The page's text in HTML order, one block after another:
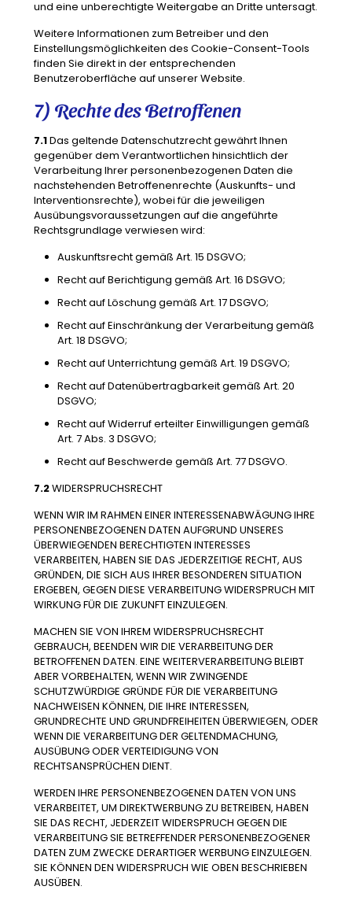
und eine unberechtigte Weitergabe an Dritte untersagt.
Weitere Informationen zum Betreiber und den
Einstellungsmöglichkeiten des Cookie-Consent-Tools
finden Sie direkt in der entsprechenden
Benutzeroberfläche auf unserer Website.
7) Rechte des Betroffenen
7.1Das geltende Datenschutzrecht gewährt Ihnen
gegenüber dem Verantwortlichen hinsichtlich der
Verarbeitung Ihrer personenbezogenen Daten die
nachstehenden Betroffenenrechte (Auskunfts- und
Interventionsrechte), wobei für die jeweiligen
Ausübungsvoraussetzungen auf die angeführte
Rechtsgrundlage verwiesen wird:
Auskunftsrecht gemäß Art. 15 DSGVO;
Recht auf Berichtigung gemäß Art. 16 DSGVO;
Recht auf Löschung gemäß Art. 17 DSGVO;
Recht auf Einschränkung der Verarbeitung gemäß
Art. 18 DSGVO;
Recht auf Unterrichtung gemäß Art. 19 DSGVO;
Recht auf Datenübertragbarkeit gemäß Art. 20
DSGVO;
Recht auf Widerruf erteilter Einwilligungen gemäß
Art. 7 Abs. 3 DSGVO;
Recht auf Beschwerde gemäß Art. 77 DSGVO.
7.2WIDERSPRUCHSRECHT
WENN WIR IM RAHMEN EINER INTERESSENABWÄGUNG IHRE
PERSONENBEZOGENEN DATEN AUFGRUND UNSERES
ÜBERWIEGENDEN BERECHTIGTEN INTERESSES
VERARBEITEN, HABEN SIE DAS JEDERZEITIGE RECHT, AUS
GRÜNDEN, DIE SICH AUS IHRER BESONDEREN SITUATION
ERGEBEN, GEGEN DIESE VERARBEITUNG WIDERSPRUCH MIT
WIRKUNG FÜR DIE ZUKUNFT EINZULEGEN.
MACHEN SIE VON IHREM WIDERSPRUCHSRECHT
GEBRAUCH, BEENDEN WIR DIE VERARBEITUNG DER
BETROFFENEN DATEN. EINE WEITERVERARBEITUNG BLEIBT
ABER VORBEHALTEN, WENN WIR ZWINGENDE
SCHUTZWÜRDIGE GRÜNDE FÜR DIE VERARBEITUNG
NACHWEISEN KÖNNEN, DIE IHRE INTERESSEN,
GRUNDRECHTE UND GRUNDFREIHEITEN ÜBERWIEGEN, ODER
WENN DIE VERARBEITUNG DER GELTENDMACHUNG,
AUSÜBUNG ODER VERTEIDIGUNG VON
RECHTSANSPRÜCHEN DIENT.
WERDEN IHRE PERSONENBEZOGENEN DATEN VON UNS
VERARBEITET, UM DIREKTWERBUNG ZU BETREIBEN, HABEN
SIE DAS RECHT, JEDERZEIT WIDERSPRUCH GEGEN DIE
VERARBEITUNG SIE BETREFFENDER PERSONENBEZOGENER
DATEN ZUM ZWECKE DERARTIGER WERBUNG EINZULEGEN.
SIE KÖNNEN DEN WIDERSPRUCH WIE OBEN BESCHRIEBEN
AUSÜBEN.